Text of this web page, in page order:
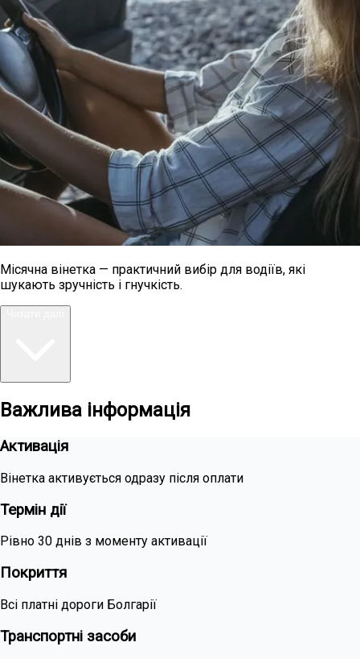
Місячна вінетка — практичний вибір для водіїв, які
шукають зручність і гнучкість.
Важлива інформація
Активація
Вінетка активується одразу після оплати
Термін дії
Рівно 30 днів з моменту активації
Покриття
Всі платні дороги Болгарії
Транспортні засоби